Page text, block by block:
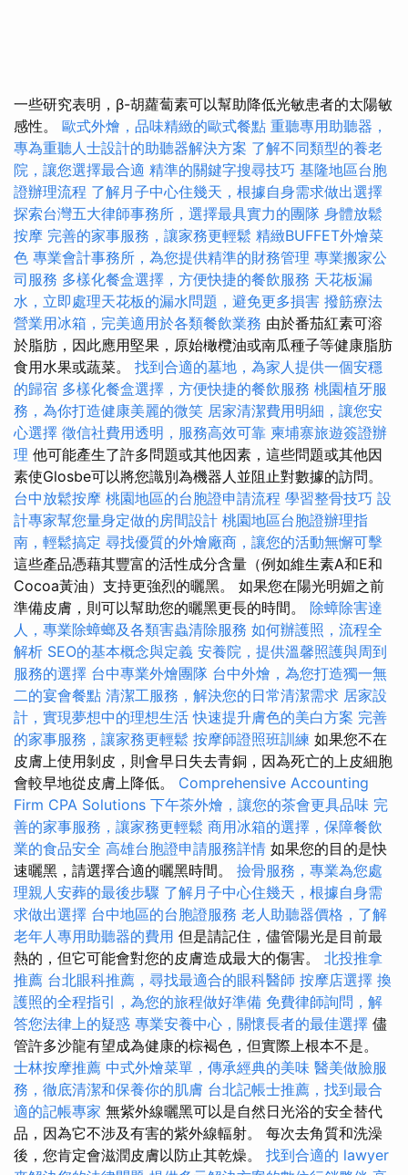
一些研究表明，β-胡蘿蔔素可以幫助降低光敏患者的太陽敏
感性。 歐式外燴，品味精緻的歐式餐點 重聽專用助聽器，
專為重聽人士設計的助聽器解決方案 了解不同類型的養老
院，讓您選擇最合適 精準的關鍵字搜尋技巧 基隆地區台胞
證辦理流程 了解月子中心住幾天，根據自身需求做出選擇
探索台灣五大律師事務所，選擇最具實力的團隊 身體放鬆
按摩 完善的家事服務，讓家務更輕鬆 精緻BUFFET外燴菜
色 專業會計事務所，為您提供精準的財務管理 專業搬家公
司服務 多樣化餐盒選擇，方便快捷的餐飲服務 天花板漏
水，立即處理天花板的漏水問題，避免更多損害 撥筋療法
營業用冰箱，完美適用於各類餐飲業務 由於番茄紅素可溶
於脂肪，因此應用堅果，原始橄欖油或南瓜種子等健康脂肪
食用水果或蔬菜。 找到合適的墓地，為家人提供一個安穩
的歸宿 多樣化餐盒選擇，方便快捷的餐飲服務 桃園植牙服
務，為你打造健康美麗的微笑 居家清潔費用明細，讓您安
心選擇 徵信社費用透明，服務高效可靠 柬埔寨旅遊簽證辦
理 他可能產生了許多問題或其他因素，這些問題或其他因
素使Glosbe可以將您識別為機器人並阻止對數據的訪問。
台中放鬆按摩 桃園地區的台胞證申請流程 學習整骨技巧 設
計專家幫您量身定做的房間設計 桃園地區台胞證辦理指
南，輕鬆搞定 尋找優質的外燴廠商，讓您的活動無懈可擊
這些產品憑藉其豐富的活性成分含量（例如維生素A和E和
Cocoa黃油）支持更強烈的曬黑。 如果您在陽光明媚之前
準備皮膚，則可以幫助您的曬黑更長的時間。 除蟑除害達
人，專業除蟑螂及各類害蟲清除服務 如何辦護照，流程全
解析 SEO的基本概念與定義 安養院，提供溫馨照護與周到
服務的選擇 台中專業外燴團隊 台中外燴，為您打造獨一無
二的宴會餐點 清潔工服務，解決您的日常清潔需求 居家設
計，實現夢想中的理想生活 快速提升膚色的美白方案 完善
的家事服務，讓家務更輕鬆 按摩師證照班訓練 如果您不在
皮膚上使用剝皮，則會早日失去青銅，因為死亡的上皮細胞
會較早地從皮膚上降低。 Comprehensive Accounting
Firm CPA Solutions 下午茶外燴，讓您的茶會更具品味 完
善的家事服務，讓家務更輕鬆 商用冰箱的選擇，保障餐飲
業的食品安全 高雄台胞證申請服務詳情 如果您的目的是快
速曬黑，請選擇合適的曬黑時間。 撿骨服務，專業為您處
理親人安葬的最後步驟 了解月子中心住幾天，根據自身需
求做出選擇 台中地區的台胞證服務 老人助聽器價格，了解
老年人專用助聽器的費用 但是請記住，儘管陽光是目前最
熱的，但它可能會對您的皮膚造成最大的傷害。 北投推拿
推薦 台北眼科推薦，尋找最適合的眼科醫師 按摩店選擇 換
護照的全程指引，為您的旅程做好準備 免費律師詢問，解
答您法律上的疑惑 專業安養中心，關懷長者的最佳選擇 儘
管許多沙龍有望成為健康的棕褐色，但實際上根本不是。
士林按摩推薦 中式外燴菜單，傳承經典的美味 醫美做臉服
務，徹底清潔和保養你的肌膚 台北記帳士推薦，找到最合
適的記帳專家 無紫外線曬黑可以是自然日光浴的安全替代
品，因為它不涉及有害的紫外線輻射。 每次去角質和洗澡
後，您肯定會滋潤皮膚以防止其乾燥。 找到合適的 lawyer